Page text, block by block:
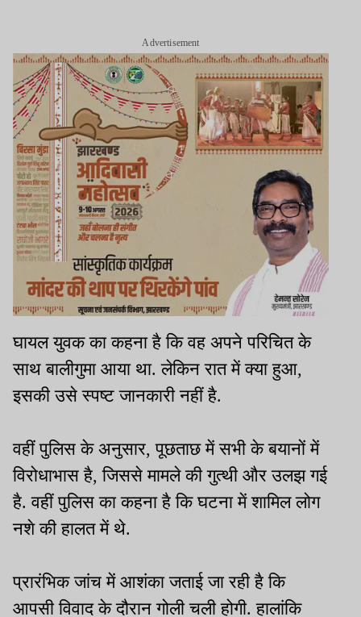
Advertisement
घायल युवक का कहना है कि वह अपने परिचित के
साथ बालीगुमा आया था. लेकिन रात में क्या हुआ,
इसकी उसे स्पष्ट जानकारी नहीं है.
वहीं पुलिस के अनुसार, पूछताछ में सभी के बयानों में
विरोधाभास है, जिससे मामले की गुत्थी और उलझ गई
है. वहीं पुलिस का कहना है कि घटना में शामिल लोग
नशे की हालत में थे.
प्रारंभिक जांच में आशंका जताई जा रही है कि
आपसी विवाद के दौरान गोली चली होगी. हालांकि